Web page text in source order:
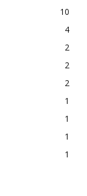
10
4
2
2
2
1
1
1
1